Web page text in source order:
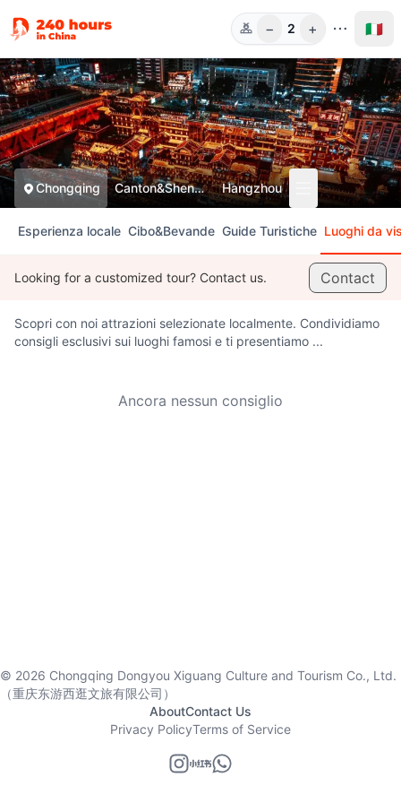
Pers.
− 2 + 🇮🇹
Chongqing Canton&Shenzhen Hangzhou
Esperienza locale Cibo&Bevande Guide Turistiche Luoghi da
Looking for a customized tour? Contact us. Contact
Scopri con noi attrazioni selezionate localmente. Condividiamo
consigli esclusivi sui luoghi famosi e ti presentiamo ...
Ancora nessun consiglio
© 2026 Chongqing Dongyou Xiguang Culture and Tourism Co., Ltd.
（重庆东游西逛文旅有限公司）
AboutContact Us
Privacy PolicyTerms of Service